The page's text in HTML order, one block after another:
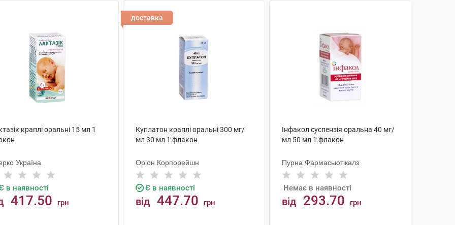
краплі оральні 15 мл 1
Україна
в наявності
417.50 грн
доставка
Куплатон краплі оральні 300 мг/
мл 30 мл 1 флакон
Оріон Корпорейшн
Є в наявності
від 447.70 грн
Інфакол суспензія оральна 40 мг/
мл 50 мл 1 флакон
Пурна Фармасьютікалз
Немає в наявності
від 293.70 грн